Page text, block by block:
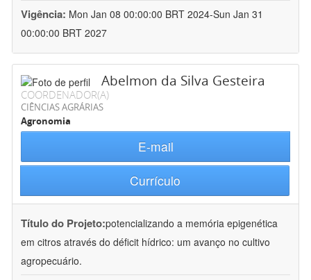
Vigência: Mon Jan 08 00:00:00 BRT 2024-Sun Jan 31
00:00:00 BRT 2027
Abelmon da Silva Gesteira
COORDENADOR(A)
CIÊNCIAS AGRÁRIAS
Agronomia
E-mail
Currículo
Título do Projeto:potencializando a memória epigenética
em citros através do déficit hídrico: um avanço no cultivo
agropecuário.